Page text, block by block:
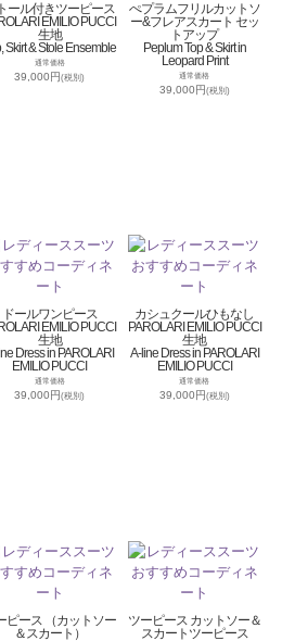
ール付きツーピース
EMILIO PUCCI
生地
Skirt & Stole Ensemble
通常価格
39,000円(税別)
ぺプラムフリルカットソ
ー&フレアスカート セッ
トアップ
Peplum Top & Skirt in
Leopard Print
通常価格
39,000円 (税別)
ドールワンピース
EMILIO PUCCI
生地
Dress in PAROLARI
EMILIO PUCCI
通常価格
39,000円(税別)
カシュクールひもなし
PAROLARI EMILIO PUCCI
生地
A-line Dress in PAROLARI
EMILIO PUCCI
通常価格
39,000円 (税別)
ピース （カットソー
＆スカート）
ツーピース カットソー＆
スカートツーピース